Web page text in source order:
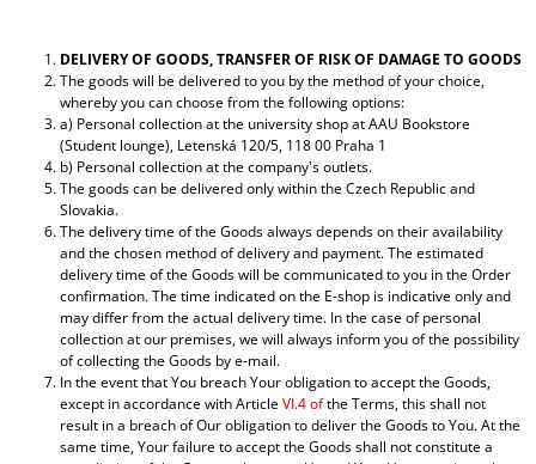
DELIVERY OF GOODS, TRANSFER OF RISK OF DAMAGE TO GOODS
The goods will be delivered to you by the method of your choice,
whereby you can choose from the following options:
a) Personal collection at the university shop at AAU Bookstore
(Student lounge), Letenská 120/5, 118 00 Praha 1
b) Personal collection at the company's outlets.
The goods can be delivered only within the Czech Republic and
Slovakia.
The delivery time of the Goods always depends on their availability
and the chosen method of delivery and payment. The estimated
delivery time of the Goods will be communicated to you in the Order
confirmation. The time indicated on the E-shop is indicative only and
may differ from the actual delivery time. In the case of personal
collection at our premises, we will always inform you of the possibility
of collecting the Goods by e-mail.
In the event that You breach Your obligation to accept the Goods,
except in accordance with ArticleVI.4 ofthe Terms, this shall not
result in a breach of Our obligation to deliver the Goods to You. At the
same time, Your failure to accept the Goods shall not constitute a